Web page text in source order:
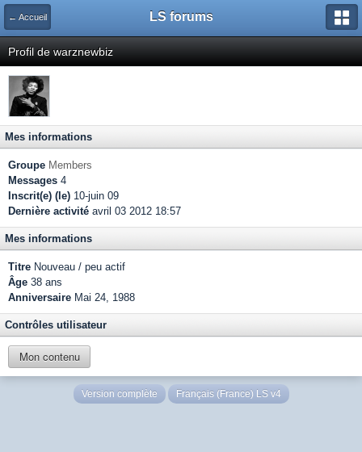
← Accueil LS forums
Profil de warznewbiz
Mes informations
Groupe Members
Messages 4
Inscrit(e) (le) 10-juin 09
Dernière activité avril 03 2012 18:57
Mes informations
Titre Nouveau / peu actif
Âge 38 ans
Anniversaire Mai 24, 1988
Contrôles utilisateur
Mon contenu
Version complète Français (France) LS v4